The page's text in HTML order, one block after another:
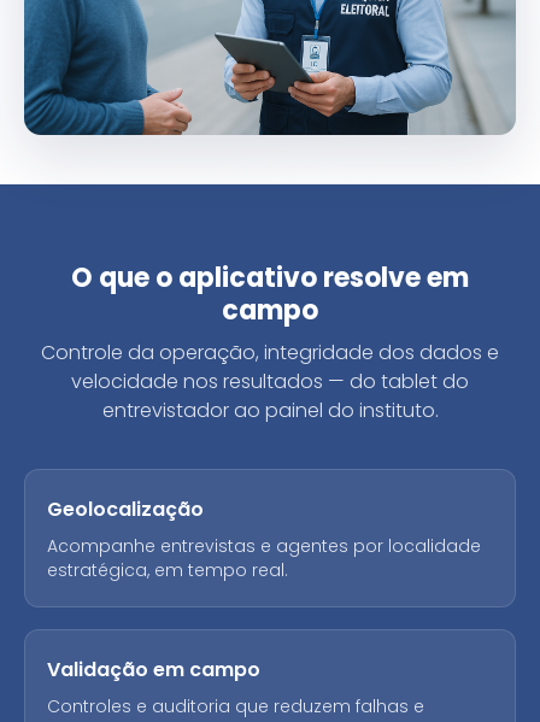
O que o aplicativo resolve em
campo
Controle da operação, integridade dos dados e
velocidade nos resultados — do tablet do
entrevistador ao painel do instituto.
Geolocalização
Acompanhe entrevistas e agentes por localidade
estratégica, em tempo real.
Validação em campo
Controles e auditoria que reduzem falhas e